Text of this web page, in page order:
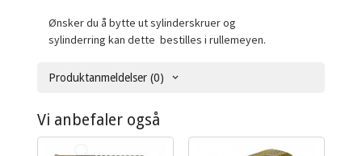
Ønsker du å bytte ut sylinderskruer og
sylinderring kan dette bestilles i rullemeyen.
Produktanmeldelser (0)
Vi anbefaler også